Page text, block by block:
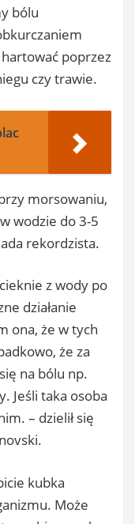
bólu
poprzez
czy trawie.
morsowaniu,
wodzie do 3-5
rekordzista.
z wody po
działanie
ona, że w tych
że za
na bólu np.
Jeśli taka osoba
– dzielił się
kubka
Może